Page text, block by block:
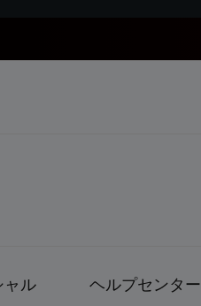
ャル ヘルプセンター